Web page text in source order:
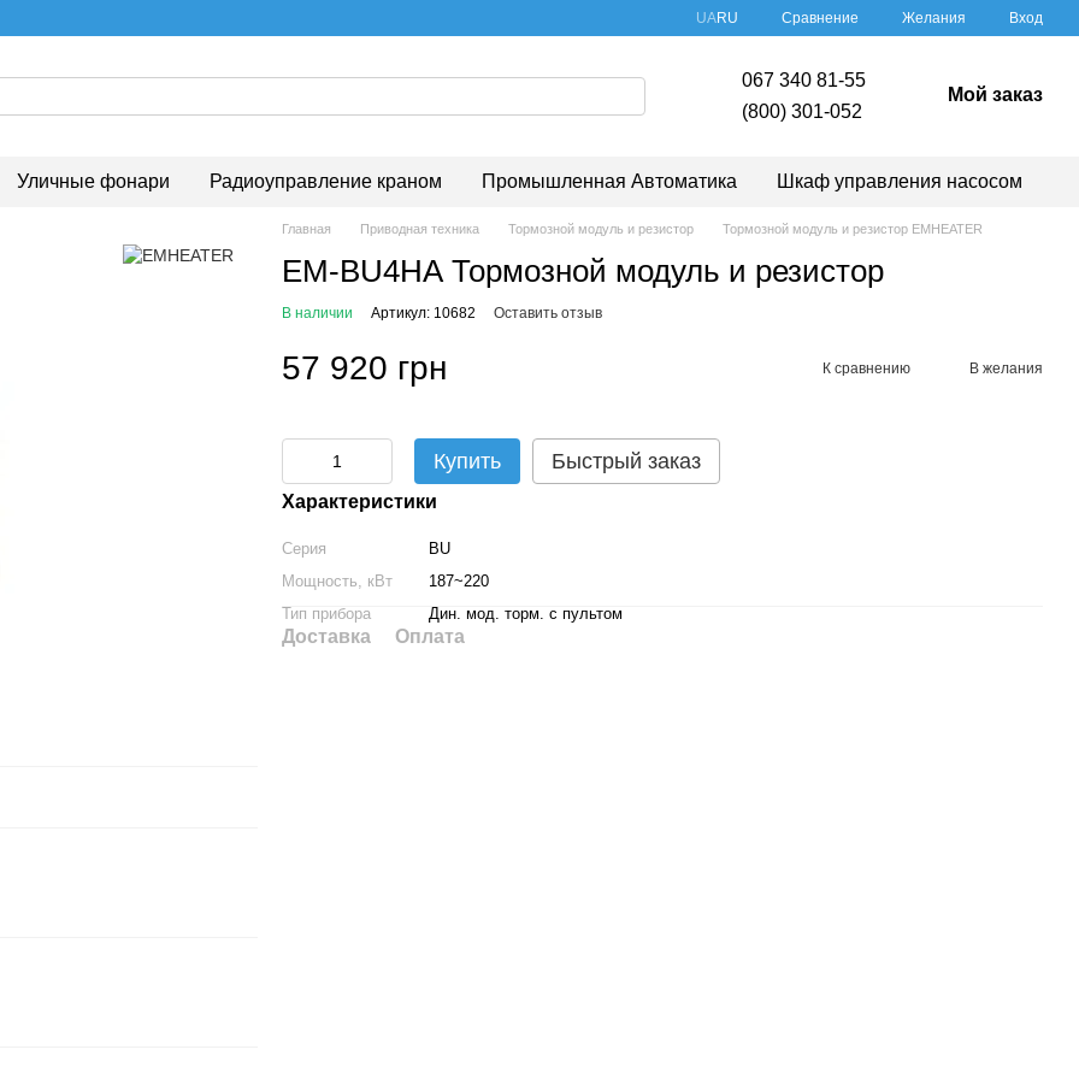
UARU Сравнение Желания Вход
067 340 81-55
(800) 301-052
Мой заказ
Уличные фонари Радиоуправление краном Промышленная Автоматика Шкаф управления насосом
Главная Приводная техника Тормозной модуль и резистор Тормозной модуль и резистор EMHEATER
EM-BU4НА Тормозной модуль и резистор
В наличии Артикул: 10682 Оставить отзыв
57 920 грн К сравнению В желания
Купить Быстрый заказ
Характеристики
Серия
BU
Мощность, кВт
187~220
Тип прибора
Дин. мод. торм. с пультом
Доставка Оплата